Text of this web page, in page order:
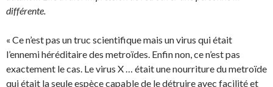
différente.
« Ce n’est pas un truc scientifique mais un virus qui était
l’ennemi héréditaire des metroïdes. Enfin non, ce n’est pas
exactement le cas. Le virus X … était une nourriture du metroïde
qui était la seule espèce capable de le détruire avec facilité et